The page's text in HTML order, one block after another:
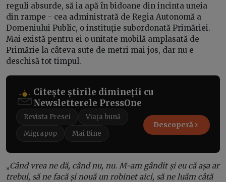
reguli absurde, să ia apă în bidoane din incinta uneia
din rampe - cea administrată de Regia Autonomă a
Domeniului Public, o instituție subordonată Primăriei.
Mai există pentru ei o unitate mobilă amplasată de
Primărie la câteva sute de metri mai jos, dar nu e
deschisă tot timpul.
Citește știrile dimineții cu
Newsletterele PressOne
Revista Presei
Viața bună
Migrapop
Mai Bine
Descoperă
„Când vrea ne dă, când nu, nu. M-am gândit și eu că așa ar
trebui, să ne facă și nouă un robinet aici, să ne luăm câtă